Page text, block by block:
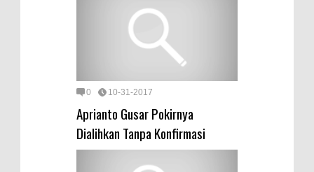
0 10-31-2017
Aprianto Gusar Pokirnya
Dialihkan Tanpa Konfirmasi